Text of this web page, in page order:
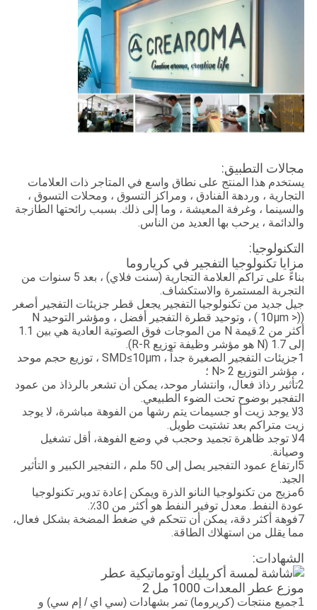
مجالات التطبيق:
يستخدم هذا المنتج على نطاق واسع في المتاجر ذات العلامات
التجارية ، وردهة الفنادق ، ومراكز التسوق ، ومحلات التسوق ،
والسينما ، وغرفة المعيشة ، وما إلى ذلك. بسبب رائحتها الطازجة
والدائمة ، يرحب بها العديد من الناس.
التكنولوجيا:
مزايا تكنولوجيا التفجير في كرياروما
بناءً على تراكم العلامة التجارية (سنت فلاي) ، بعد 5 سنوات من
التجربة المستمرة والاستكشاف.
جيل جديد من تكنولوجيا التفجير يجعل قطر جزيئات التفجير أصغر
((< 10μm ) ، وتوحيد قطرة التفجير أفضل ، ومؤشر التوحيد N
أكثر من 2.قيمة N من الموجات فوق الصوتية العادية هي بين 1.1
إلى 1.7 (N هو مؤشر وظيفة توزيع R-R).
1جزيئات التفجير الصغيرة جداً ، SMD≤10μm ، توزيع حجم موحد
، مؤشر التوزيع N> 2 ؛
2تأثير رذاذ فعال، وانتشار موحد، يمكن أن تشعر بالرذاذ من عمود
التفجير بوضوح تحت الضوء الطبيعي.
3لا يوجد زيت أو جسيمات يتم رشها من الفوهة مباشرة، لا يوجد
زيت متراكم بعد تشتيت طويل.
4لا توجد ظاهرة تجميد وحجب في وضع الفوهة، أقل تشغيل
وصيانة.
5ارتفاع عمود التفجير يصل إلى 50 ملم ، التفجير الكبير و التأثير
الجيد.
6مزيج من تكنولوجيا النانو الذرة ويمكن إعادة تدوير تكنولوجيا
عودة النفط. معدل توفير النفط هو أكثر من 30٪.
7فوهة أكثر دقة، يمكن أن تتحكم في ضغط المضخة بشكل فعال،
مما يقلل من استهلاك الطاقة.
الشهادات:
1جميع منتجات (كريروما) تمر بشهادات (سي اي / إم سي) و